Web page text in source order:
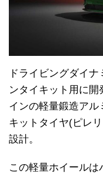
ドライビングダイ
ンタイキット用に
インの軽量鍛造アル
キットタイヤ(ピレ
設計。
この軽量ホイールは